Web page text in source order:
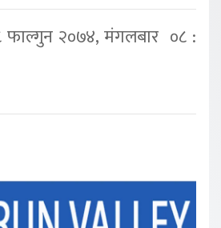
फाल्गुन २०७४, मंगलबार ०८ :